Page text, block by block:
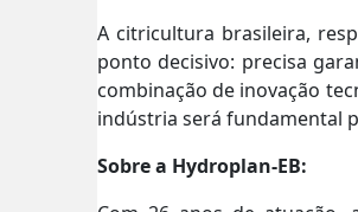
A citricultura brasileira,
ponto decisivo: precisa
combinação de inovação
indústria será fundamental
Sobre a Hydroplan-EB: